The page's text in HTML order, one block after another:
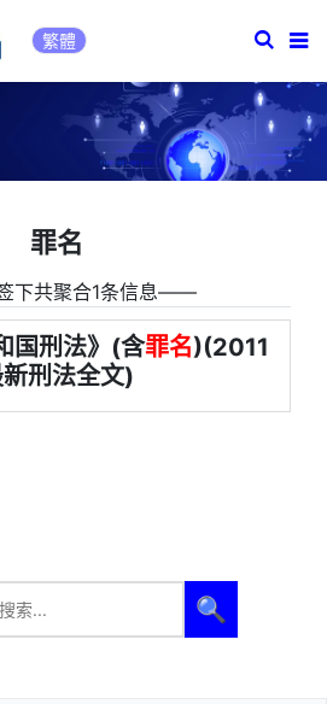
繁體
罪名
下共聚合1条信息――
国刑法》(含罪名)(2011
刑法全文)
🔍